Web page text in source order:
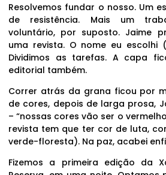
Resolvemos fundar o nosso. Um
de resistência. Mais um
voluntário, por suposto. Jaime
uma revista. O nome eu escolhi
Dividimos as tarefas. A capa
editorial também.
Correr atrás da grana ficou por
de cores, depois de larga prosa,
– “nossas cores vão ser o
revista tem que ter cor de luta,
verde-floresta). Na paz, acabei
Fizemos a primeira edição da